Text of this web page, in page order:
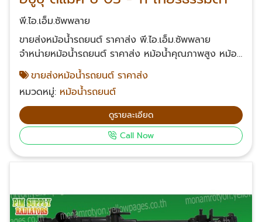
พี.ไอ.เอ็ม.ซัพพลาย
ขายส่งหม้อน้ำรถยนต์ ราคาส่ง พี.ไอ.เอ็ม.ซัพพลาย
จำหน่ายหม้อน้ำรถยนต์ ราคาส่ง หม้อน้ำคุณภาพสูง หม้อ
น้ำรถโตโยต้า TOYOTA หม้อน้ำฮอนด้า HONDA หม้อน้ำ
รถนิสสัน NISSAN หม้อน้ำอีซูซุ ISUZU หม้อน้ำมิตซูบิชิ
MITSUBISHI หม้อน้ำมาสด้า Mazda หม้อน้ำรถยนต์ซูซูกิ
Suzuki หม้อน้ำรถซูบารุ Subaru หม้อน้ำรถฟอร์ด
Ford หม้อน้ำรถเชฟโรเลต Chevrolet หม้อน้ำรถเกีย
KIA หม้อน้ำรถฮุนได เฮชวัน หม้อน้ำรถโปรตรอน จีนทู
2453, 099-326-4142 Email: suriyonl@yahoo.com
Facebook: พี.ไอ.เอ็ม.ซัพพลาย หม้อน้ำรถยนต์
ขายส่งหม้อน้ำรถยนต์ ราคาส่ง
หมวดหมู่: หม้อน้ำรถยนต์
ดูรายละเอียด
Call Now